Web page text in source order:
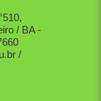
/ BA -
/